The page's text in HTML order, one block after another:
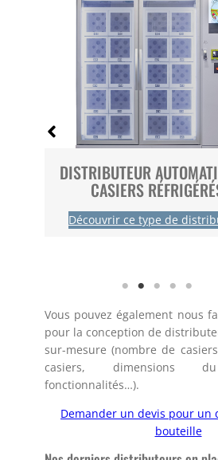
DISTRIBUTEUR
CASIERS
Découvrir ce type de
Vous pouvez également nous
pour la conception de
sur-mesure (nombre de
casiers, dimensions
fonctionnalités…).
Demander un devis pour
bouteille